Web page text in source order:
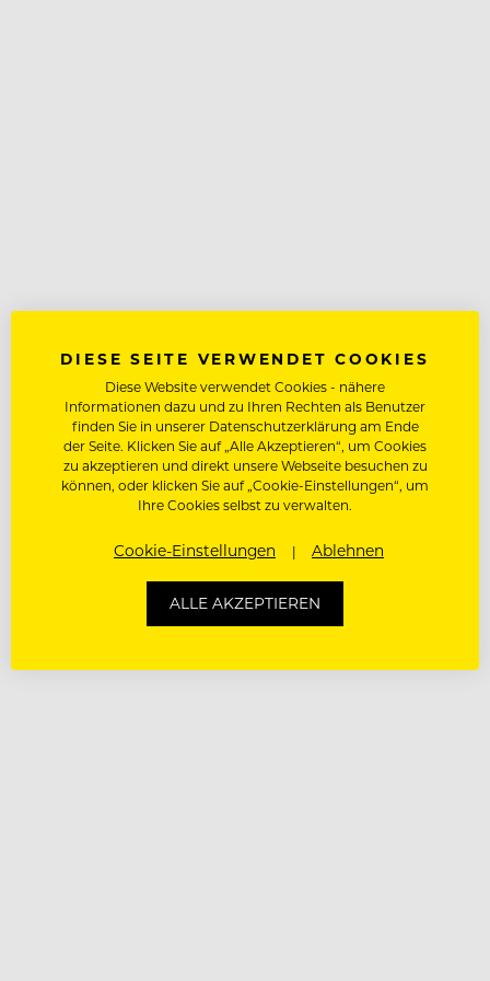
DIESE SEITE VERWENDET COOKIES
Diese Website verwendet Cookies - nähere
Informationen dazu und zu Ihren Rechten als Benutzer
finden Sie in unserer Datenschutzerklärung am Ende
der Seite. Klicken Sie auf „Alle Akzeptieren“, um Cookies
zu akzeptieren und direkt unsere Webseite besuchen zu
können, oder klicken Sie auf „Cookie-Einstellungen“, um
Ihre Cookies selbst zu verwalten.
Cookie-Einstellungen Ablehnen
ALLE AKZEPTIEREN